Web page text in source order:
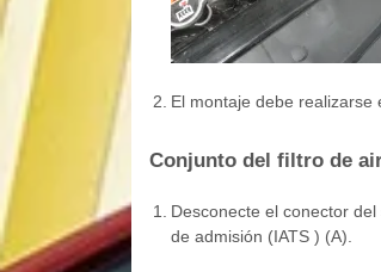
2. El montaje debe realizarse
Conjunto del filtro de
1.
Desconecte el conector
de admisión (IATS ) (A).